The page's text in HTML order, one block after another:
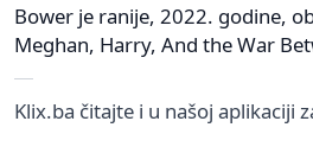
Bower je ranije, 2022. godine,
Meghan, Harry, And the War
Klix.ba čitajte i u našoj aplikaciji